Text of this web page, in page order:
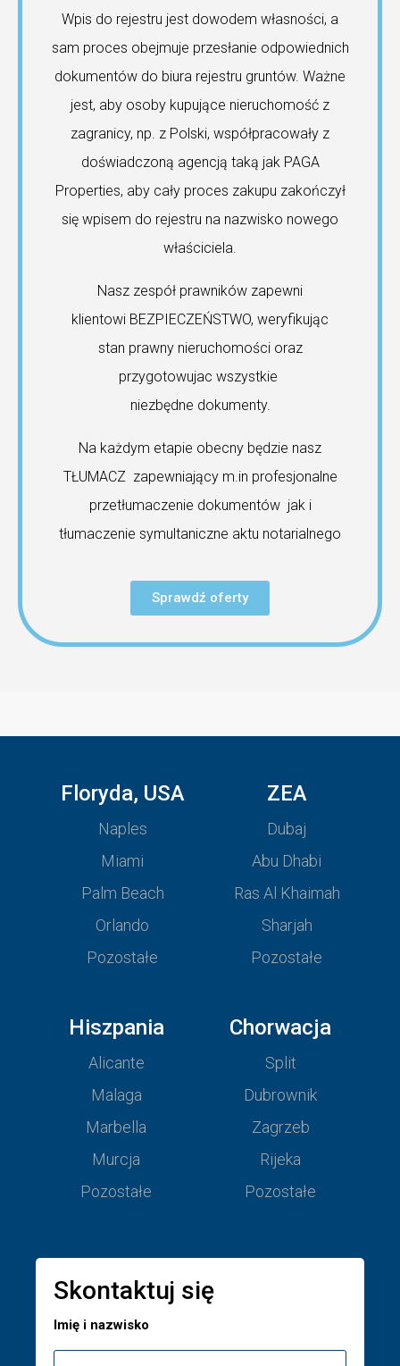
Wpis do rejestru jest dowodem własności, a
sam proces obejmuje przesłanie odpowiednich
dokumentów do biura rejestru gruntów. Ważne
jest, aby osoby kupujące nieruchomość z
zagranicy, np. z Polski, współpracowały z
doświadczoną agencją taką jak PAGA
Properties, aby cały proces zakupu zakończył
się wpisem do rejestru na nazwisko nowego
właściciela.
Nasz zespół prawników zapewni
klientowi BEZPIECZEŃSTWO, weryfikując
stan prawny nieruchomości oraz
przygotowujac wszystkie
niezbędne dokumenty.
Na każdym etapie obecny będzie nasz
TŁUMACZ zapewniający m.in profesjonalne
przetłumaczenie dokumentów jak i
tłumaczenie symultaniczne aktu notarialnego
Sprawdź oferty
Floryda, USA
Naples
Miami
Palm Beach
Orlando
Pozostałe
ZEA
Dubaj
Abu Dhabi
Ras Al Khaimah
Sharjah
Pozostałe
Hiszpania
Alicante
Malaga
Marbella
Murcja
Pozostałe
Chorwacja
Split
Dubrownik
Zagrzeb
Rijeka
Pozostałe
Skontaktuj się
Imię i nazwisko